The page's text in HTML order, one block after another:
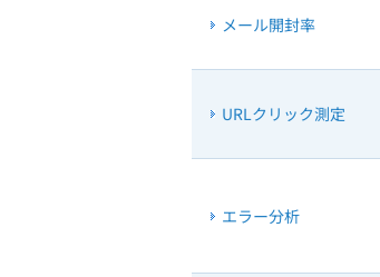
メール開封率
URLクリック測定
エラー分析